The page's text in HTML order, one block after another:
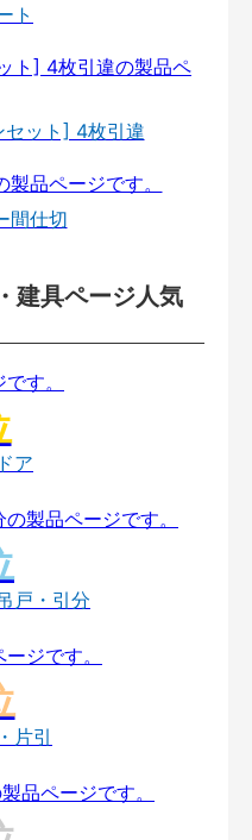
ト
セット] 4枚引違
間仕切
建具ページ人気
ア
戸・引分
片引